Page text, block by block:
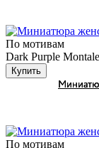
По мотивам
Dark Purple Montale
Купить
По мотивам